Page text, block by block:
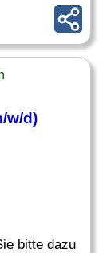
w/d)
bitte dazu